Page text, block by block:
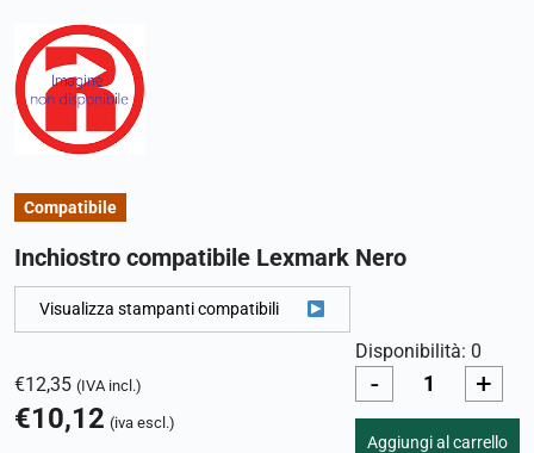
Compatibile
Inchiostro compatibile Lexmark Nero
Visualizza stampanti compatibili
€12,35 (IVA incl.)
€10,12 (iva escl.)
Disponibilità: 0
- +
Aggiungi al carrello